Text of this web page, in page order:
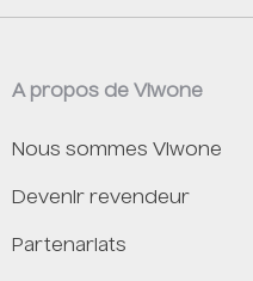
A propos de Viwone
Nous sommes Viwone
Devenir revendeur
Partenariats